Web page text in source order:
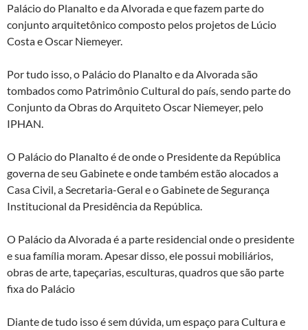
Palácio do Planalto e da Alvorada e que fazem parte do
conjunto arquitetônico composto pelos projetos de Lúcio
Costa e Oscar Niemeyer.
Por tudo isso, o Palácio do Planalto e da Alvorada são
tombados como Patrimônio Cultural do país, sendo parte do
Conjunto da Obras do Arquiteto Oscar Niemeyer, pelo
IPHAN.
O Palácio do Planalto é de onde o Presidente da República
governa de seu Gabinete e onde também estão alocados a
Casa Civil, a Secretaria-Geral e o Gabinete de Segurança
Institucional da Presidência da República.
O Palácio da Alvorada é a parte residencial onde o presidente
e sua família moram. Apesar disso, ele possui mobiliários,
obras de arte, tapeçarias, esculturas, quadros que são parte
fixa do Palácio
Diante de tudo isso é sem dúvida, um espaço para Cultura e